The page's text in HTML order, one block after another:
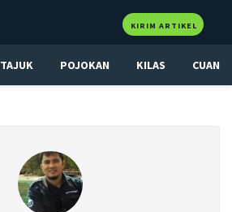
KIRIM ARTIKEL
TAJUK POJOKAN KILAS CUAN